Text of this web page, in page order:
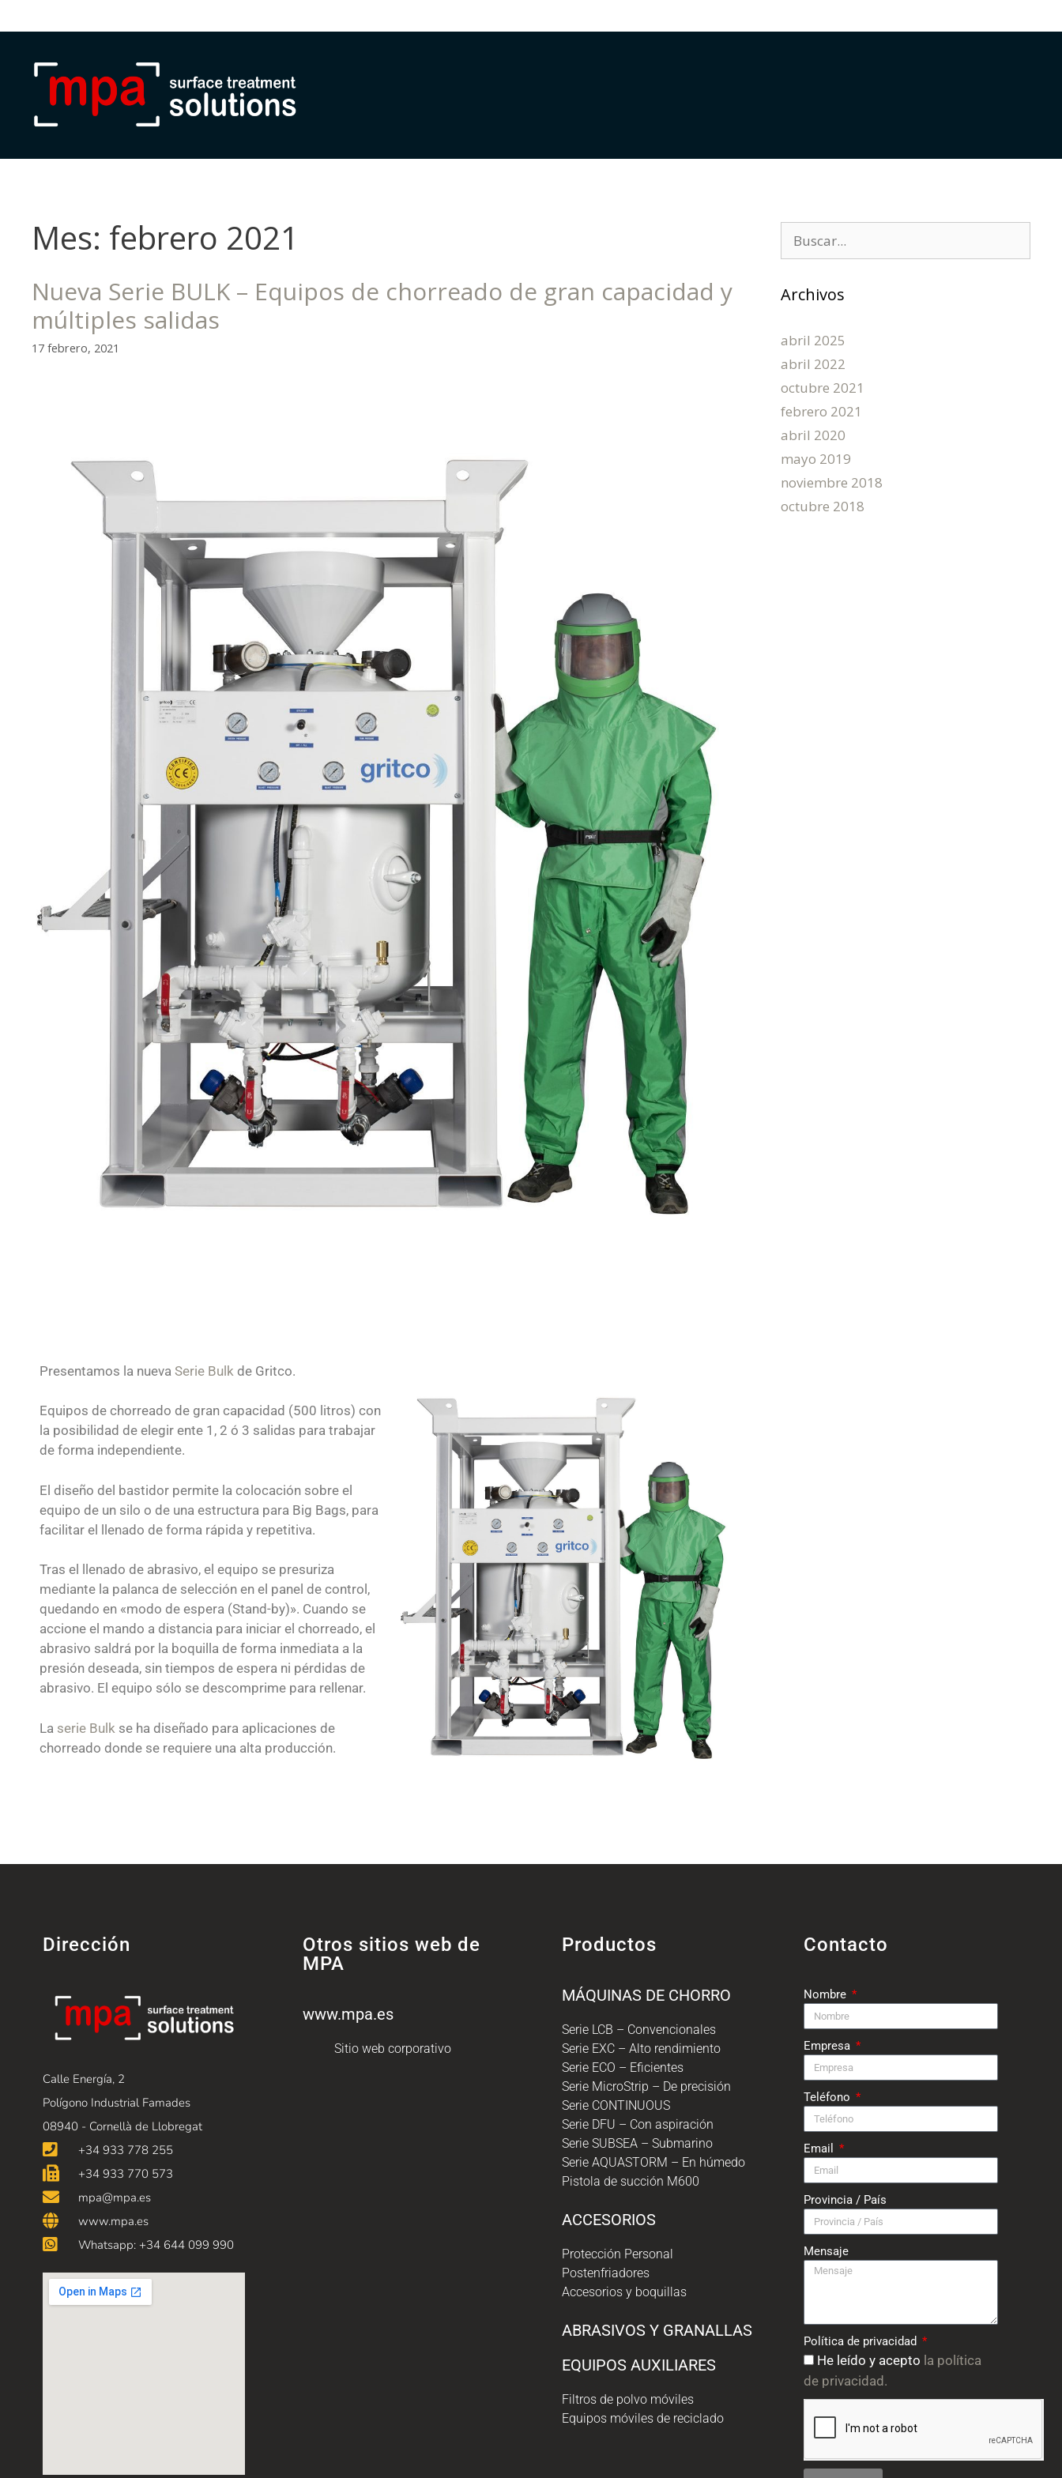
Mes: febrero 2021
Nueva Serie BULK – Equipos de chorreado de gran capacidad y
múltiples salidas
17 febrero, 2021
Presentamos la nueva Serie Bulk de Gritco.
Equipos de chorreado de gran capacidad (500 litros) con
la posibilidad de elegir ente 1, 2 ó 3 salidas para trabajar
de forma independiente.
El diseño del bastidor permite la colocación sobre el
equipo de un silo o de una estructura para Big Bags, para
facilitar el llenado de forma rápida y repetitiva.
Tras el llenado de abrasivo, el equipo se presuriza
mediante la palanca de selección en el panel de control,
quedando en «modo de espera (Stand-by)». Cuando se
accione el mando a distancia para iniciar el chorreado, el
abrasivo saldrá por la boquilla de forma inmediata a la
presión deseada, sin tiempos de espera ni pérdidas de
abrasivo. El equipo sólo se descomprime para rellenar.
La serie Bulk se ha diseñado para aplicaciones de
chorreado donde se requiere una alta producción.
Archivos
abril 2025
abril 2022
octubre 2021
febrero 2021
abril 2020
mayo 2019
noviembre 2018
octubre 2018
Dirección
Calle Energía, 2
Polígono Industrial Famades
08940 - Cornellà de Llobregat
+34 933 778 255
+34 933 770 573
mpa@mpa.es
www.mpa.es
Whatsapp: +34 644 099 990
Otros sitios web de
MPA
www.mpa.es
Sitio web corporativo
Productos
MÁQUINAS DE CHORRO
Serie LCB – Convencionales
Serie EXC – Alto rendimiento
Serie ECO – Eficientes
Serie MicroStrip – De precisión
Serie CONTINUOUS
Serie DFU – Con aspiración
Serie SUBSEA – Submarino
Serie AQUASTORM – En húmedo
Pistola de succión M600
ACCESORIOS
Protección Personal
Postenfriadores
Accesorios y boquillas
ABRASIVOS Y GRANALLAS
EQUIPOS AUXILIARES
Filtros de polvo móviles
Equipos móviles de reciclado
Contacto
Nombre
Empresa
Teléfono
Email
Provincia / País
Mensaje
Política de privacidad
He leído y acepto la política
de privacidad.